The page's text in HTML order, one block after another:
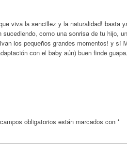
viva la sencillez y la naturalidad! basta
como una sonrisa de tu hijo,
los pequeños grandes momentos! y sí
con el baby aún) buen finde
obligatorios están marcados con*